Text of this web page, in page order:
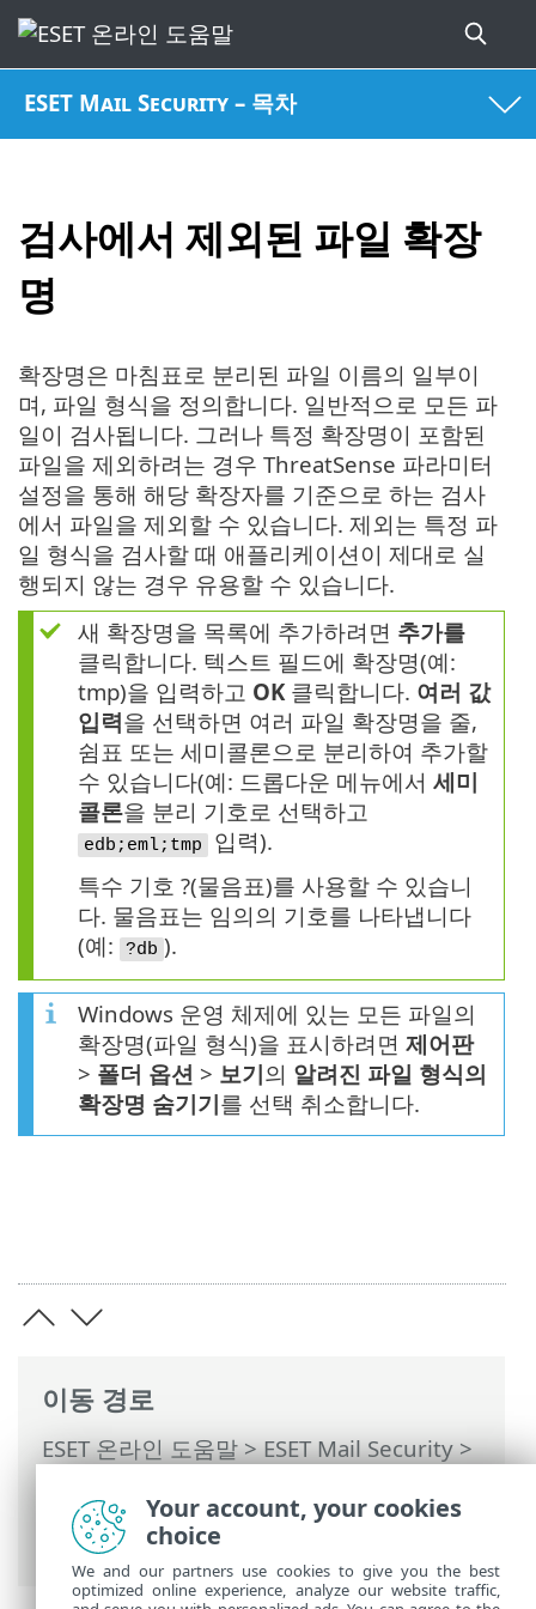
ESET Mail Security – 목차
검사에서 제외된 파일 확장
명
이동 경로
ESET 온라인 도움말>ESET Mail Security>
보호>ThreatSense> 검사에서 제외된 파
일 확장명
확장명은 마침표로 분리된 파일 이름의 일부이
며, 파일 형식을 정의합니다. 일반적으로 모든 파
일이 검사됩니다. 그러나 특정 확장명이 포함된
파일을 제외하려는 경우 ThreatSense 파라미터
설정을 통해 해당 확장자를 기준으로 하는 검사
에서 파일을 제외할 수 있습니다. 제외는 특정 파
일 형식을 검사할 때 애플리케이션이 제대로 실
행되지 않는 경우 유용할 수 있습니다.
새 확장명을 목록에 추가하려면 추가를
클릭합니다. 텍스트 필드에 확장명(예:
tmp)을 입력하고 OK클릭합니다. 여러 값
입력을 선택하면 여러 파일 확장명을 줄,
쉼표 또는 세미콜론으로 분리하여 추가할
수 있습니다(예: 드롭다운 메뉴에서 세미
콜론을 분리 기호로 선택하고
edb;eml;tmp
입력).
특수 기호 ?(물음표)를 사용할 수 있습니
다. 물음표는 임의의 기호를 나타냅니다
(예:
?db ).
Windows 운영 체제에 있는 모든 파일의
확장명(파일 형식)을 표시하려면 제어판
> 폴더 옵션 > 보기의 알려진 파일 형식의
확장명 숨기기를 선택 취소합니다.
Your account, your cookies
choice
We and our partners use cookies to give you the best
optimized online experience, analyze our website traffic,